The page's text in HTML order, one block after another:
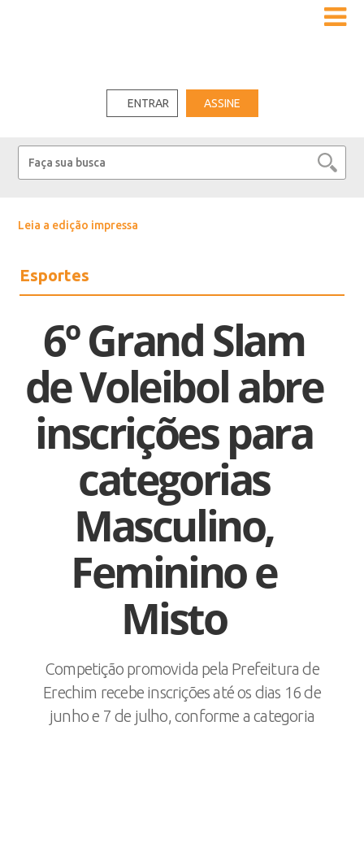
ENTRAR ASSINE
Leia a edição impressa
Esportes
6º Grand Slam
de Voleibol abre
inscrições para
categorias
Masculino,
Feminino e
Misto
Competição promovida pela Prefeitura de
Erechim recebe inscrições até os dias 16 de
junho e 7 de julho, conforme a categoria